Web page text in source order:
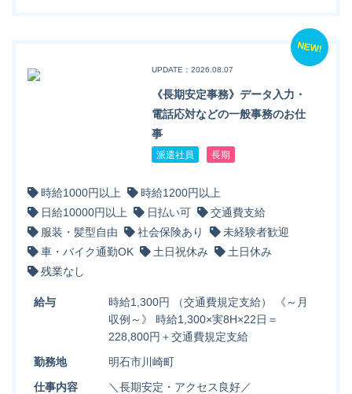
NEW!
UPDATE：2026.08.07
《長期安定事務》データ入力・
電話応対などの一般事務のお仕
事
派遣社員 長期
時給1000円以上
時給1200円以上
日給10000円以上
日払い可
交通費支給
服装・髪型自由
社会保険あり
未経験者歓迎
車・バイク通勤OK
土日祝休み
土日休み
残業なし
給与
時給1,300円 （交通費規定支給） 《～月
収例～》 時給1,300×実8H×22日＝
228,800円＋交通費規定支給
勤務地
明石市川崎町
仕事内容
＼長期安定・アクセス良好／